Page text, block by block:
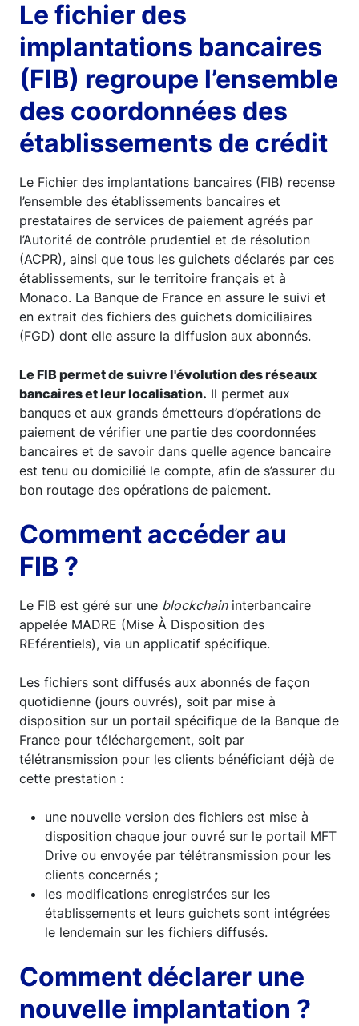
Le fichier des
implantations bancaires
(FIB) regroupe l’ensemble
des coordonnées des
établissements de crédit
Le Fichier des implantations bancaires (FIB) recense
l’ensemble des établissements bancaires et
prestataires de services de paiement agréés par
l’Autorité de contrôle prudentiel et de résolution
(ACPR), ainsi que tous les guichets déclarés par ces
établissements, sur le territoire français et à
Monaco. La Banque de France en assure le suivi et
en extrait des fichiers des guichets domiciliaires
(FGD) dont elle assure la diffusion aux abonnés.
Le FIB permet de suivre l'évolution des réseaux
bancaires et leur localisation. Il permet aux
banques et aux grands émetteurs d’opérations de
paiement de vérifier une partie des coordonnées
bancaires et de savoir dans quelle agence bancaire
est tenu ou domicilié le compte, afin de s’assurer du
bon routage des opérations de paiement.
Comment accéder au
FIB ?
Le FIB est géré sur une blockchaininterbancaire
appelée MADRE (Mise À Disposition des
REférentiels), via un applicatif spécifique.
Les fichiers sont diffusés aux abonnés de façon
quotidienne (jours ouvrés), soit par mise à
disposition sur un portail spécifique de la Banque de
France pour téléchargement, soit par
télétransmission pour les clients bénéficiant déjà de
cette prestation :
une nouvelle version des fichiers est mise à
disposition chaque jour ouvré sur le portail MFT
Drive ou envoyée par télétransmission pour les
clients concernés ;
les modifications enregistrées sur les
établissements et leurs guichets sont intégrées
le lendemain sur les fichiers diffusés.
Comment déclarer une
nouvelle implantation ?